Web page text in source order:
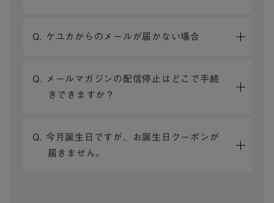
Q. ケユカからのメールが届かない場合
Q. メールマガジンの配信停止はどこで手続
きできますか？
Q. 今月誕生日ですが、お誕生日クーポンが
届きません。